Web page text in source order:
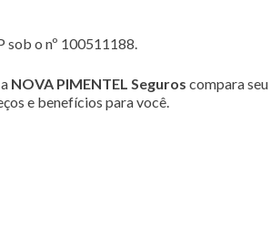
sob o nº 100511188.
NOVA PIMENTEL Seguros compara seu
e benefícios para você.